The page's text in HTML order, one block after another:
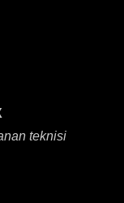
teknisi